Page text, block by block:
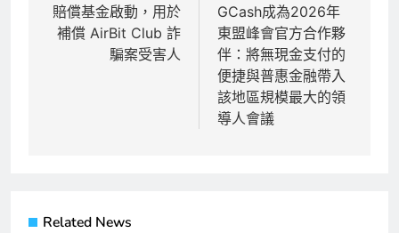
章
導
賠償基金啟動，用於
補償 AirBit Club 詐
騙案受害人
GCash成為2026年
東盟峰會官方合作夥
伴：將無現金支付的
便捷與普惠金融帶入
該地區規模最大的領
導人會議
Related News